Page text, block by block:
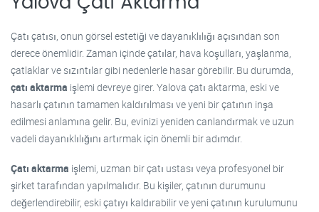
Çatı çatısı, onun görsel estetiği ve dayanıklılığı açısından son
derece önemlidir. Zaman içinde çatılar, hava koşulları, yaşlanma,
çatlaklar ve sızıntılar gibi nedenlerle hasar görebilir. Bu durumda,
çatı aktarma işlemi devreye girer. Yalova çatı aktarma, eski ve
hasarlı çatının tamamen kaldırılması ve yeni bir çatının inşa
edilmesi anlamına gelir. Bu, evinizi yeniden canlandırmak ve uzun
vadeli dayanıklılığını artırmak için önemli bir adımdır.
Çatı aktarma işlemi, uzman bir çatı ustası veya profesyonel bir
şirket tarafından yapılmalıdır. Bu kişiler, çatının durumunu
değerlendirebilir, eski çatıyı kaldırabilir ve yeni çatının kurulumunu